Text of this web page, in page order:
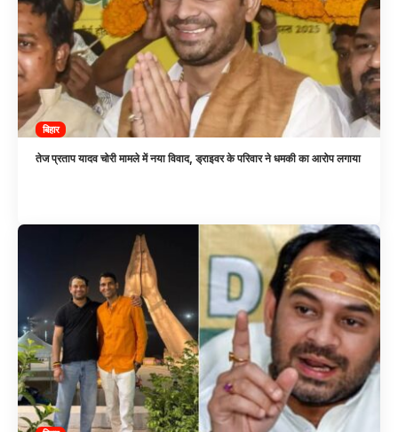
बिहार
तेज प्रताप यादव चोरी मामले में नया विवाद, ड्राइवर के परिवार ने धमकी का आरोप लगाया